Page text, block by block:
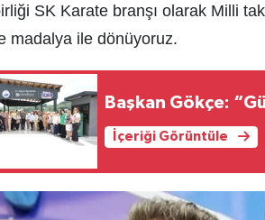
SK Karate branşı olarak Milli
madalya ile dönüyoruz.
Başkan Gökçe:
İçeriği Görüntüle